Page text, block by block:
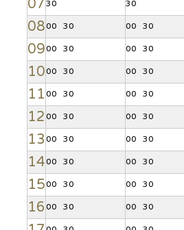
07 30 30
0800 30 00 30
0900 30 00 30
1000 30 00 30
11 00 30 00 30
12 00 30 00 30
13 00 30 00 30
1400 30 00 30
1500 30 00 30
16 00 30 00 30